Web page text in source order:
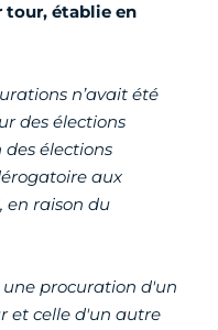
tour, établie en
n’avait été
des élections
élections
aux
en raison du
procuration d'un
et celle d'un autre